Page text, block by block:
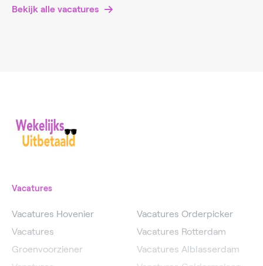
Bekijk alle vacatures
Vacatures
Vacatures Hovenier
Vacatures
Groenvoorziener
Vacatures Orderpicker
Vacatures Rotterdam
Vacatures Alblasserdam